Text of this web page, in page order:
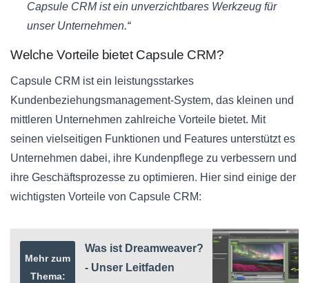
Capsule CRM ist ein unverzichtbares Werkzeug für
unser Unternehmen.“
Welche Vorteile bietet Capsule CRM?
Capsule CRM ist ein leistungsstarkes
Kundenbeziehungsmanagement-System, das kleinen und
mittleren Unternehmen zahlreiche Vorteile bietet. Mit
seinen vielseitigen Funktionen und Features unterstützt es
Unternehmen dabei, ihre Kundenpflege zu verbessern und
ihre Geschäftsprozesse zu optimieren. Hier sind einige der
wichtigsten Vorteile von Capsule CRM:
Mehr zum
Thema:
Was ist Dreamweaver?
- Unser Leitfaden